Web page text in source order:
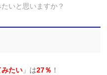
いと思いますか？
みたい 」は27％ ！